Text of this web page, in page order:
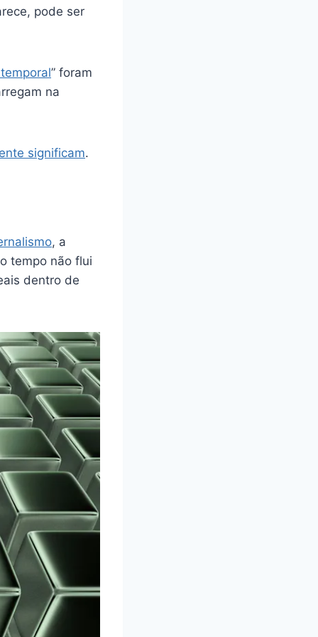
pode ser
” foram
na
significam.
, a
tempo não flui
dentro de